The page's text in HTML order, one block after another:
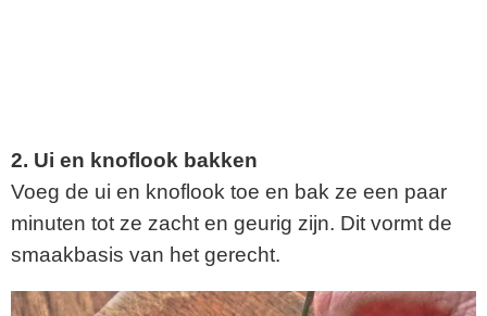
2. Ui en knoflook bakken
Voeg de ui en knoflook toe en bak ze een paar
minuten tot ze zacht en geurig zijn. Dit vormt de
smaakbasis van het gerecht.